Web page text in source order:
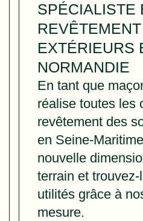
SPÉCIALISTE
EXTÉRIEURS
NORMANDIE
En tant que
réalise toutes les
revêtement des
en Seine-
nouvelle
terrain et
utilités grâce à
mesure.